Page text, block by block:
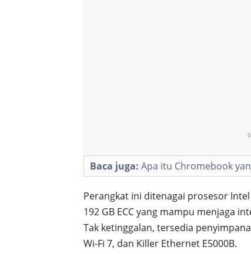
Baca juga: Apa itu Chromebook
Perangkat ini ditenagai prosesor
192 GB ECC yang mampu menjaga
Tak ketinggalan, tersedia
Wi-Fi 7, dan Killer Ethernet E5000B.